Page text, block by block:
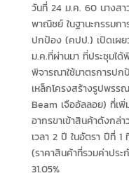
วันที่ 24 ม.ค. 60 นางส
พาณิชย์ ในฐานะกรรมก
ปกป้อง (คปป.) เปิดเผย
ม.ค.ที่ผ่านมา ที่ประชุมไ
พิจารณาใช้มาตรการปก
เหล็กโครงสร้างรูปพร
Beam เจืออัลลอย) ที่เพิ่
อากรขาเข้าสินค้าดังกล่า
เวลา 2 ปี ในอัตรา ปีที่ 1
(ราคาสินค้าที่รวมค่าประ
31.05%